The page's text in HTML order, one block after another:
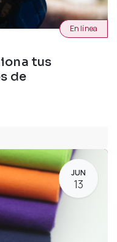
tus
de
En línea
JUN
13